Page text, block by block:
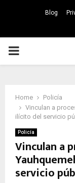
Blog
PRIMARY
Home
Policía
Vinculan a
ilícito del servicio
Policía
Vinculan a
servicio